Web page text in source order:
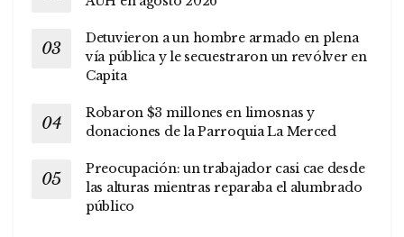
Detuvieron a un hombre armado en plena
vía pública y le secuestraron un revólver en
Capita
Robaron $3 millones en limosnas y
donaciones de la Parroquia La Merced
Preocupación: un trabajador casi cae desde
las alturas mientras reparaba el alumbrado
público